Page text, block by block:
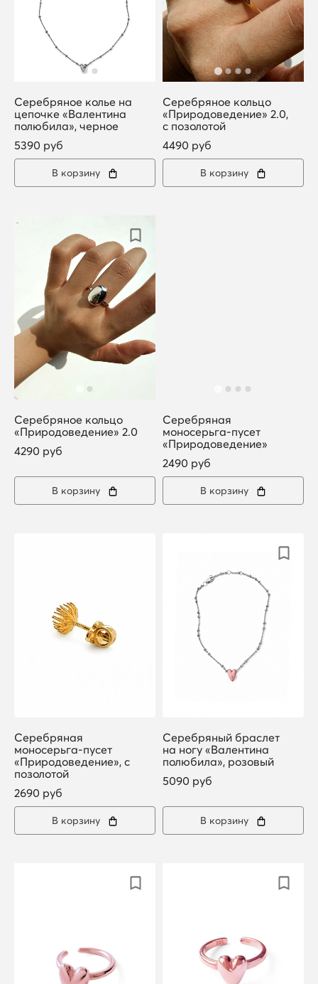
Серебряное колье на
цепочке «Валентина
полюбила», черное
5390 руб
В корзину
Серебряное кольцо
«Природоведение» 2.0,
с позолотой
4490 руб
В корзину
Серебряное кольцо
«Природоведение» 2.0
4290 руб
В корзину
Серебряная
моносерьга-пусет
«Природоведение»
2490 руб
В корзину
Серебряная
моносерьга-пусет
«Природоведение», с
позолотой
2690 руб
В корзину
Серебряный браслет
на ногу «Валентина
полюбила», розовый
5090 руб
В корзину